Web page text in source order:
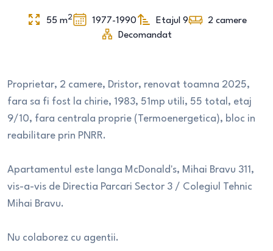
55 m2 1977-1990 Etajul 9 2 camere
Decomandat
Proprietar, 2 camere, Dristor, renovat toamna 2025,
fara sa fi fost la chirie, 1983, 51mp utili, 55 total, etaj
9/10, fara centrala proprie (Termoenergetica), bloc in
reabilitare prin PNRR.
Apartamentul este langa McDonald's, Mihai Bravu 311,
vis-a-vis de Directia Parcari Sector 3 / Colegiul Tehnic
Mihai Bravu.
Nu colaborez cu agentii.